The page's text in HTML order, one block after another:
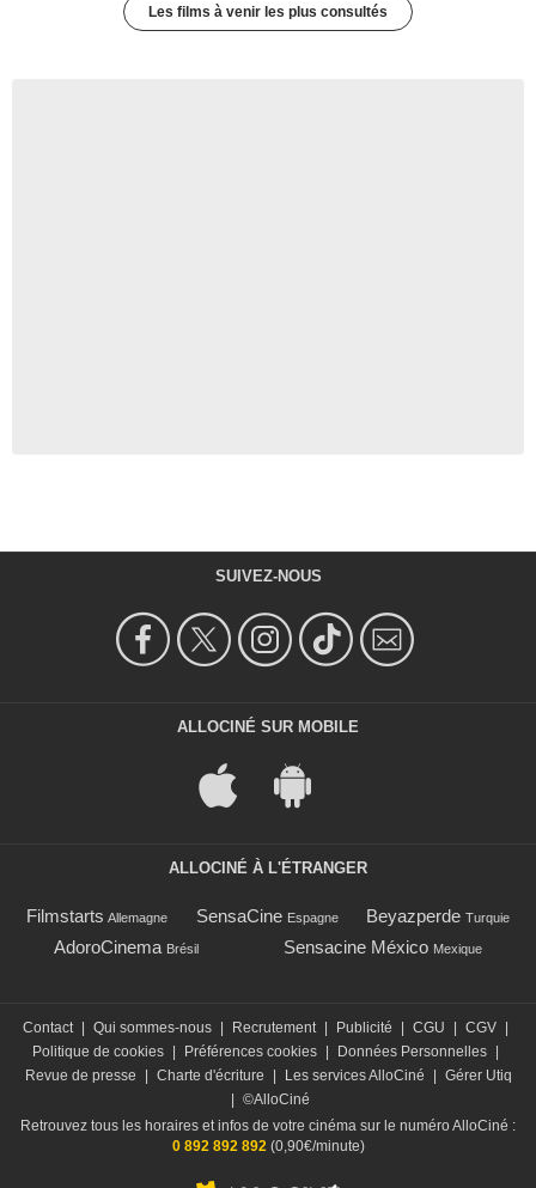
Les films à venir les plus consultés
SUIVEZ-NOUS
ALLOCINÉ SUR MOBILE
ALLOCINÉ À L'ÉTRANGER
Filmstarts Allemagne SensaCine Espagne Beyazperde Turquie
AdoroCinema Brésil Sensacine México Mexique
Contact Qui sommes-nous Recrutement Publicité CGU CGV
Politique de cookies
Préférences cookies Données Personnelles
Revue de presse
Charte d'écriture Les services AlloCiné
Gérer Utiq
©AlloCiné
Retrouvez tous les horaires et infos de votre cinéma sur le numéro AlloCiné :
0 892 892 892(0,90€/minute)